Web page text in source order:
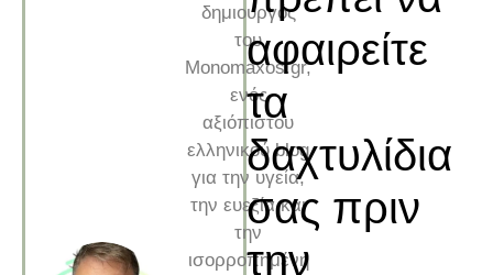
δημιουργός
του
Monomaxos.gr,
ενός
αξιόπιστου
ελληνικού blog
για την υγεία,
την ευεξία και
την
ισορροπημένη
αφαιρείτε
τα
δαχτυλίδια
σας πριν
την